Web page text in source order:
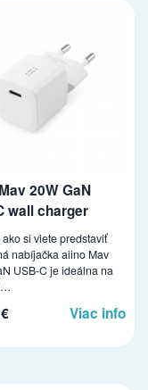
20W GaN
wall charger
ako si viete predstaviť
nabíjačka aiino Mav
USB-C je ideálna na
Viac info